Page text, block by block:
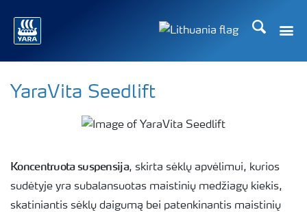
Ieškoti
YaraVita Seedlift
Koncentruota suspensija, skirta sėklų apvėlimui, kurios
sudėtyje yra subalansuotas maistinių medžiagų kiekis,
skatiniantis sėklų daigumą bei patenkinantis maistinių